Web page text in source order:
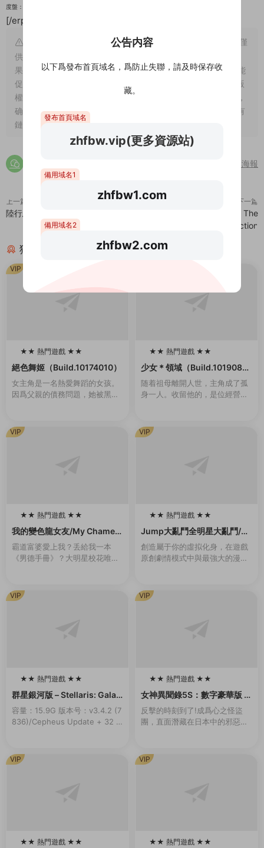
度盤：
[/erphpdown]
溫馨提示： 1、網站爲純屬個人愛好收集。并不具備版權，僅
供試閱，僅供學習交流,請于下載後24小時内删除，小夥伴們如
果喜歡，且有支付能力，請您一定支持正版。隻有支持正版才能
促進整個行業的良性發展，刺激作者的創作熱情 2、站内所有版
權歸原作者及發行商所有。如有侵犯到您的權益，請聯系我們，
确認之後立即删除。爲此給您帶來的不便，敬請諒解！ 3、如有
鏈接失效請在下方評論區留言，站長看到後第一時間給您補鏈
分享海報
上一篇
陸行鳥賽車 GP – Chocobo GP
下一篇
星之卡比完整合集版 Kirby – The
Complete Collection
猜你喜歡
★★ 熱門遊戲 ★★
100
絕色舞姬（Build.10174010）
女主角是一名熱愛舞蹈的女孩。
因爲父親的債務問題，她被黑幫
目會将她用繩索捆綁起來。玩家
需要通過鍵盤幫助她完...
VIP
★★ 熱門遊戲 ★★
100
少女＊領域（Build.1019084
6-1.0.2）
随着祖母離開人世，主角成了孤
身一人。收留他的，是位經營着
生宿舍。但是，與他共同生活的
大小姐們，是一群很...
★★ 熱門遊戲 ★★
我的變色龍女友/My Chamele
on Girlfriend（Build.102136
55-1.0）
霸道富婆愛上我？丢給我一本
《男德手冊》？大明星校花唯獨
其實愛我的美少女（白富美）背
後都有不爲人知的秘密…...
VIP
★★ 熱門遊戲 ★★
100
Jump大亂鬥全明星大亂鬥/U
MP FORCE（v3.02終極版）
創造屬于你的虛拟化身，在遊戲
原創劇情模式中與最強大的漫畫
玩法。 名稱: JUMP FORCE類
型: 動作...
VIP
★★ 熱門遊戲 ★★
100
群星銀河版 – Stellaris: Galax
y Edition
容量：15.9G 版本号：v3.4.2 (7
836)/Cepheus Update + 32 D
VIP
★★ 熱門遊戲 ★★
100
女神異聞錄5S：數字豪華版 –
persona 5 Strikers: Digital
Deluxe Edition
反擊的時刻到了!成爲心之怪盜
團，直面潛藏在日本中的邪惡。
變……揭露真相，奪回在事件中
心的人們被囚禁的心靈！...
VIP
★★ 熱門遊戲 ★★
VIP
★★ 熱門遊戲 ★★
VIP
公告内容
以下爲發布首頁域名，爲防止失聯，請及時保存收
藏。
發布首頁域名
zhfbw.vip(更多資源站)
備用域名1
zhfbw1.com
備用域名2
zhfbw2.com